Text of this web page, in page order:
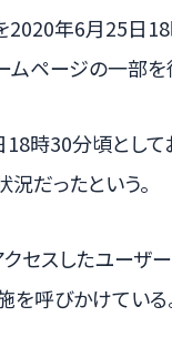
2020年6月25日
ページの一部を
時30分頃として
だったという。
スしたユーザー
を呼びかけている